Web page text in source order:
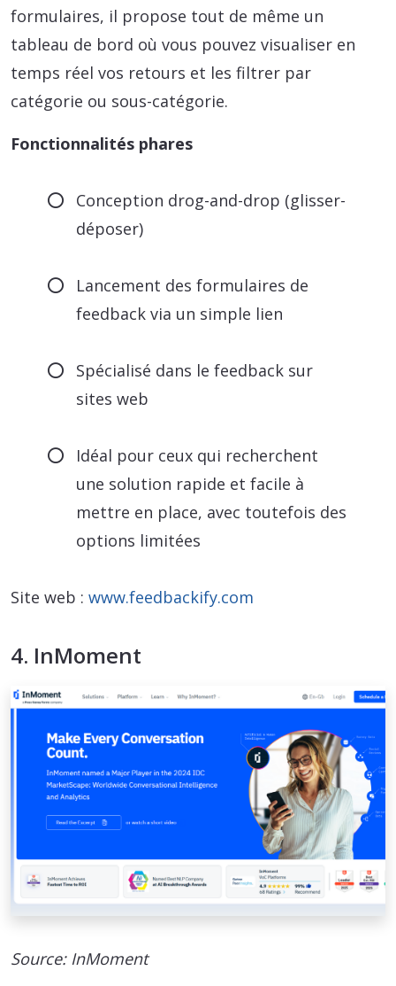
formulaires, il propose tout de même un
tableau de bord où vous pouvez visualiser en
temps réel vos retours et les filtrer par
catégorie ou sous-catégorie.
Fonctionnalités phares
Conception drog-and-drop (glisser-
déposer)
Lancement des formulaires de
feedback via un simple lien
Spécialisé dans le feedback sur
sites web
Idéal pour ceux qui recherchent
une solution rapide et facile à
mettre en place, avec toutefois des
options limitées
Site web : www.feedbackify.com
4. InMoment
Source: InMoment